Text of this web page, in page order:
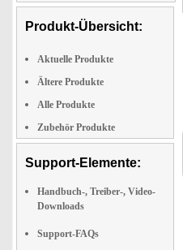
Produkt-Übersicht:
Aktuelle Produkte
Ältere Produkte
Alle Produkte
Zubehör Produkte
Support-Elemente:
Handbuch-, Treiber-, Video-
Downloads
Support-FAQs